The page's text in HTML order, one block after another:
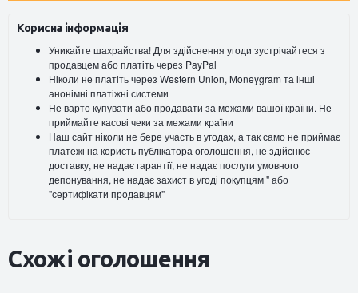
Корисна інформація
Уникайте шахрайства! Для здійснення угоди зустрічайтеся з
продавцем або платіть через PayPal
Ніколи не платіть через Western Union, Moneygram та інші
анонімні платіжні системи
Не варто купувати або продавати за межами вашої країни. Не
приймайте касові чеки за межами країни
Наш сайт ніколи не бере участь в угодах, а так само не приймає
платежі на користь публікатора оголошення, не здійснює
доставку, не надає гарантії, не надає послуги умовного
депонування, не надає захист в угоді покупцям " або
"сертифікати продавцям"
Схожі оголошення